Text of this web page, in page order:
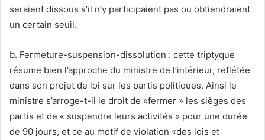
seraient dissous s’il n’y participaient pas ou obtiendraient
un certain seuil.
b. Fermeture-suspension-dissolution : cette triptyque
résume bien l’approche du ministre de l’intérieur, reflétée
dans son projet de loi sur les partis politiques. Ainsi le
ministre s’arroge-t-il le droit de «fermer » les sièges des
partis et de « suspendre leurs activités » pour une durée
de 90 jours, et ce au motif de violation «des lois et